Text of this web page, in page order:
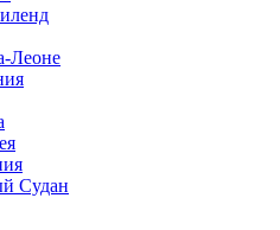
Леоне
Судан